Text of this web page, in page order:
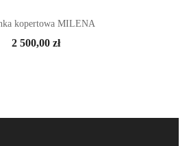
kopertowa MILENA
2 500,00 zł